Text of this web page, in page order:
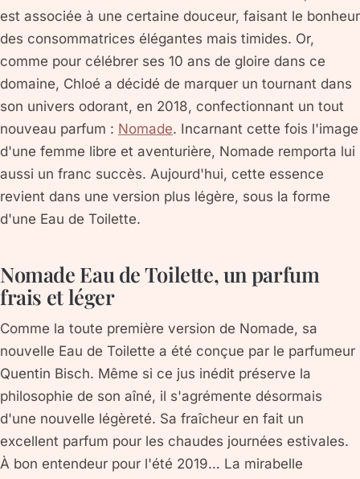
est associée à une certaine douceur, faisant le bonheur
des consommatrices élégantes mais timides. Or,
comme pour célébrer ses 10 ans de gloire dans ce
domaine, Chloé a décidé de marquer un tournant dans
son univers odorant, en 2018, confectionnant un tout
nouveau parfum : Nomade. Incarnant cette fois l'image
d'une femme libre et aventurière, Nomade remporta lui
aussi un franc succès. Aujourd'hui, cette essence
revient dans une version plus légère, sous la forme
d'une Eau de Toilette.
Nomade Eau de Toilette, un parfum
frais et léger
Comme la toute première version de Nomade, sa
nouvelle Eau de Toilette a été conçue par le parfumeur
Quentin Bisch. Même si ce jus inédit préserve la
philosophie de son aîné, il s'agrémente désormais
d'une nouvelle légèreté. Sa fraîcheur en fait un
excellent parfum pour les chaudes journées estivales.
À bon entendeur pour l'été 2019… La mirabelle